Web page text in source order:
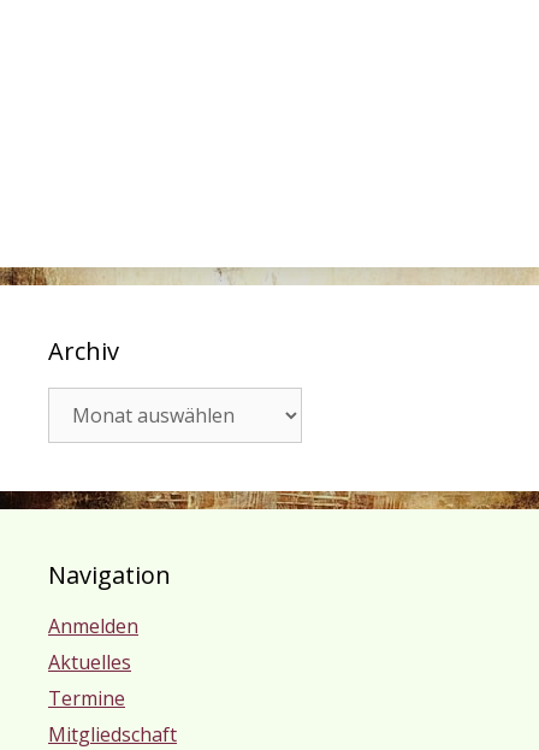
Archiv
Navigation
Anmelden
Aktuelles
Termine
Mitgliedschaft